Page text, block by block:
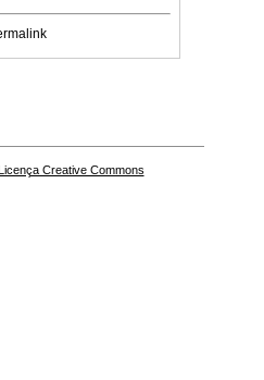
Licença Creative Commons